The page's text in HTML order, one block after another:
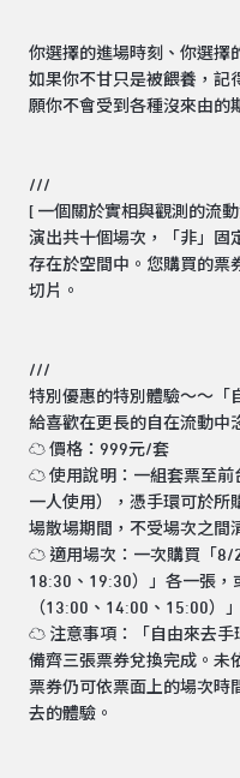
你選擇的進場時刻、你選擇
如果你不甘只是被餵養，記
願你不會受到各種沒來由的
///
[ 一個關於實相與觀測的流動
演出共十個場次，「非」固
存在於空間中。您購買的票
切片。
///
特別優惠的特別體驗～～「
給喜歡在更長的自在流動中
☁ 價格：999元/套
☁ 使用說明：一組套票至前
一人使用），憑手環可於所
場散場期間，不受場次之間
☁ 適用場次：一次購買「8/
18:30、19:30）」各一張
（13:00、14:00、15:00）
☁ 注意事項：「自由來去手
備齊三張票券兌換完成。未
票券仍可依票面上的場次時
去的體驗。